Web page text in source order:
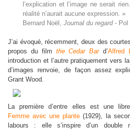
l’explication et l’image ne serait
réalité n’aurait aucune expression. »
Bernard Noël, Journal du regard- Pol
J’ai évoqué, récemment, deux des
propos du film the Cedar Bard’Alfred
introduction et l’autre pratiquement vers
d’images renvoie, de façon assez
Grant Wood.
La première d’entre elles est une
Femme avec une plante (1929), la
labours : elle s’inspire d’un